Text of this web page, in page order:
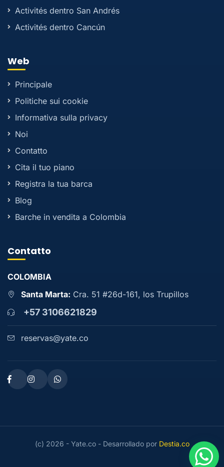
Activités dentro San Andrés
Activités dentro Cancún
Web
Principale
Politiche sui cookie
Informativa sulla privacy
Noi
Contatto
Cita il tuo piano
Registra la tua barca
Blog
Barche in vendita a Colombia
Contatto
COLOMBIA
Santa Marta: Cra. 51 #26d-161, los Trupillos
+57 3106621829
reservas@yate.co
(c) 2026 - Yate.co - Desarrollado por Destia.co